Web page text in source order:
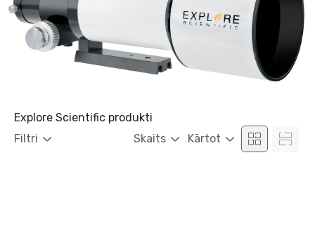
Explore Scientific produkti
Filtri
Skaits Kārtot